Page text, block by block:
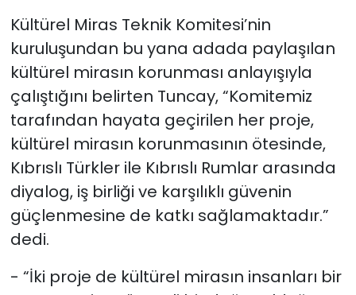
Kültürel Miras Teknik Komitesi’nin
kuruluşundan bu yana adada paylaşılan
kültürel mirasın korunması anlayışıyla
çalıştığını belirten Tuncay, “Komitemiz
tarafından hayata geçirilen her proje,
kültürel mirasın korunmasının ötesinde,
Kıbrıslı Türkler ile Kıbrıslı Rumlar arasında
diyalog, iş birliği ve karşılıklı güvenin
güçlenmesine de katkı sağlamaktadır.”
dedi.
- “İki proje de kültürel mirasın insanları bir